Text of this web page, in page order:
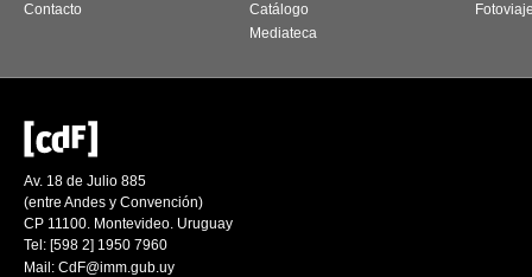
Contacto
Catálogo
Mediateca
Av. 18 de Julio 885
(entre Andes y Convención)
CP 11100. Montevideo. Uruguay
Tel: [598 2] 1950 7960
Mail: CdF@imm.gub.uy